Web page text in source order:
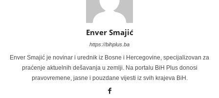
Enver Smajić
https://bihplus.ba
Enver Smajić je novinar i urednik iz Bosne i Hercegovine, specijalizovan za
praćenje aktuelnih dešavanja u zemlji. Na portalu BiH Plus donosi
pravovremene, jasne i pouzdane vijesti iz svih krajeva BiH.